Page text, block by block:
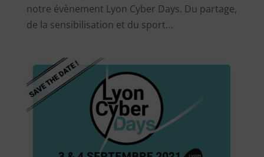
notre évènement Lyon Cyber Days. Du partage,
de la sensibilisation et du sport…